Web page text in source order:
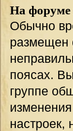
На форуме
Обычно
размещен
поясах.
группе
настроек,